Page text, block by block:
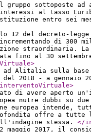
sottoposte
al tasso
entro sei
12 del decreto-
di 300
straordinaria.
fino al 30
>
ad Alitalia sulla
2018 - a gennaio
>
di avere aperto
nutre dubbi
europea
offre a
stessa. </
2017, il